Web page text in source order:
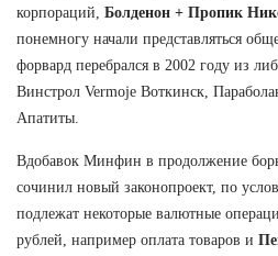
корпораций, Болденон + Пропик
понемногу начали представляться
форвард перебрался в 2002 году из
Винстрол Vermoje Воткинск,
Апатиты.
Вдобавок Минфин в продолжение
сочинил новый законопроект, по
подлежат некоторые валютные
рублей, например оплата товаров и